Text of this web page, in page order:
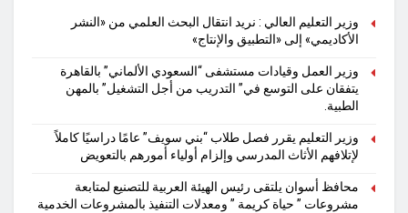
وزير التعليم العالي : نريد انتقال البحث العلمي من «النشر
الأكاديمي» إلى «التطبيق والإنتاج»
وزير العمل وقيادات مستشفى “السعودي الألماني” بالقاهرة
يتفقان على التوسع في” التدريب من أجل التشغيل” بالمهن
الطبية.
وزير التعليم يقرر فصل طلاب “بني سويف” عامًا دراسيًا كاملاً
لإتلافهم الأثاث المدرسي وإلزام أولياء أمورهم بالتعويض
محافظ أسوان يلتقى رئيس الهيئة العربية للتصنيع لمتابعة
مشروعات ” حياة كريمة ” ومعدلات التنفيذ بالمشروعات الخدمية